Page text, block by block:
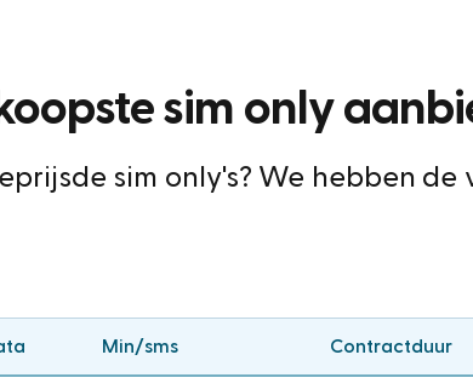
sim only
sim only's? We hebben
Min/sms Contractduur